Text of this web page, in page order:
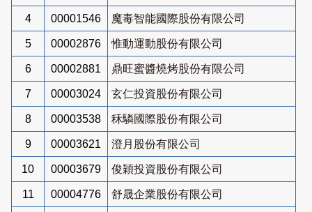
4 00001546 魔毒智能國際股份有限公司
5 00002876 惟動運動股份有限公司
6 00002881 鼎旺蜜醬燒烤股份有限公司
7 00003024 玄仁投資股份有限公司
8 00003538 秝驎國際股份有限公司
9 00003621 澄月股份有限公司
10 00003679 俊穎投資股份有限公司
11 00004776 舒晟企業股份有限公司